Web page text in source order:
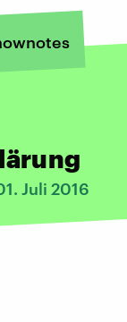
Juli 2016